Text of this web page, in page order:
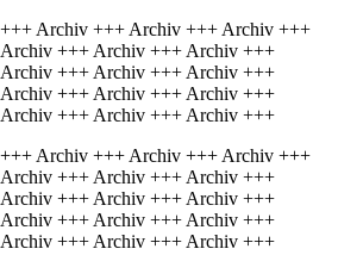
Archiv +++ Archiv +++ Archiv +++
+++ Archiv +++ Archiv +++
+++ Archiv +++ Archiv +++
+++ Archiv +++ Archiv +++
+++ Archiv +++ Archiv +++
Archiv +++ Archiv +++ Archiv +++
+++ Archiv +++ Archiv +++
+++ Archiv +++ Archiv +++
+++ Archiv +++ Archiv +++
+++ Archiv +++ Archiv +++